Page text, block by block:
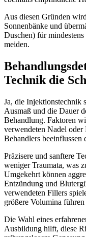
Aus diesen Gründen
Sonnenbänke und
Duschen) für
meiden.
Technik die
Ja, die Injektionstechnik
Ausmaß und die Dauer
Behandlung. Faktoren
verwendeten Nadel
Behandlers beeinflussen
Präzisere und sanftere
weniger Traumata, was
Umgekehrt können
Entzündung und
verwendeten Fillers
größere Volumina
Die Wahl eines
Ausbildung hilft, diese